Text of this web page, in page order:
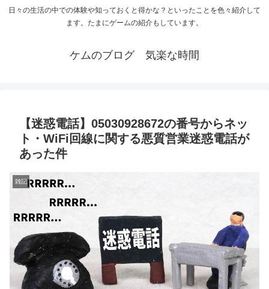
日々の生活の中での体験や知っておくと得かな？といったことを色々紹介して
ます。たまにゲームの紹介もしています。
ケムのブログ 気楽な時間
【迷惑電話】05030928672の番号からネッ
ト・WiFi回線に関する悪質営業迷惑電話が
あった件
雑記